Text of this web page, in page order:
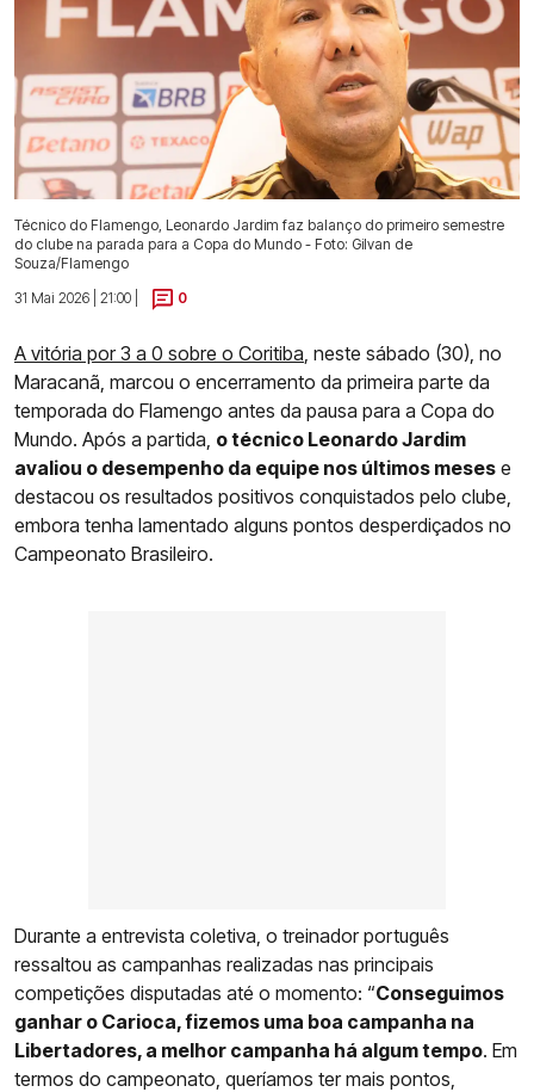
Técnico do Flamengo, Leonardo Jardim faz balanço do primeiro semestre
do clube na parada para a Copa do Mundo - Foto: Gilvan de
Souza/Flamengo
31 Mai 2026 | 21:00 |
0
A vitória por 3 a 0 sobre o Coritiba , neste sábado (30), no
Maracanã, marcou o encerramento da primeira parte da
temporada do Flamengo antes da pausa para a Copa do
Mundo. Após a partida, o técnico Leonardo Jardim
avaliou o desempenho da equipe nos últimos meses e
destacou os resultados positivos conquistados pelo clube,
embora tenha lamentado alguns pontos desperdiçados no
Campeonato Brasileiro.
Durante a entrevista coletiva, o treinador português
ressaltou as campanhas realizadas nas principais
competições disputadas até o momento: “Conseguimos
ganhar o Carioca, fizemos uma boa campanha na
Libertadores, a melhor campanha há algum tempo. Em
termos do campeonato, queríamos ter mais pontos,